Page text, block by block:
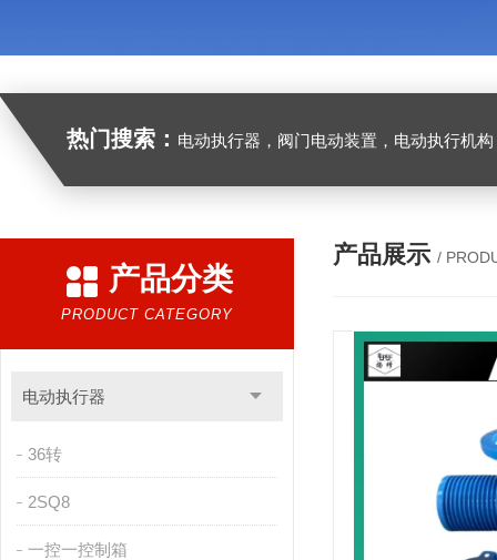
热门搜索： 电动执行器，阀门电动装置，电动执行机构，阀门驱动装置，电动头，角行
产品分类
PRODUCT CATEGORY
电动执行器
36转
2SQ8
一控一控制箱
产品展示 /